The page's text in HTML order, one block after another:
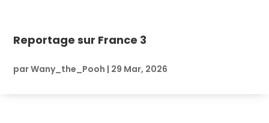
Reportage sur France 3
parWany_the_Pooh | 29 Mar, 2026